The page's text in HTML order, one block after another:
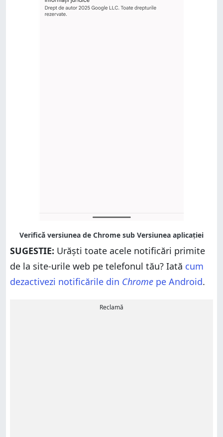
SUGESTIE: Urăști toate acele notificări primite
de la site-urile web pe telefonul tău? Iată cum
dezactivezi notificările din Chrome pe Android.
Reclamă